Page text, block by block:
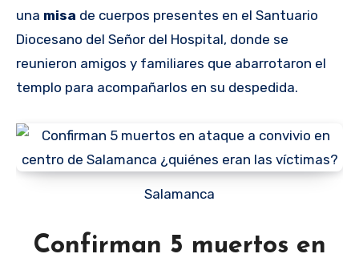
una misa de cuerpos presentes en el Santuario
Diocesano del Señor del Hospital, donde se
reunieron amigos y familiares que abarrotaron el
templo para acompañarlos en su despedida.
Salamanca
Confirman 5 muertos en